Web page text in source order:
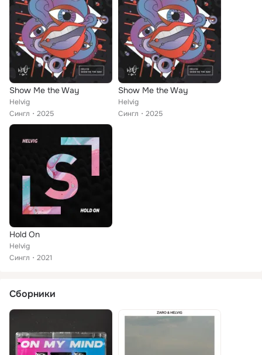
Show Me the Way
Helvig
Сингл
2025
Show Me the Way
Helvig
Сингл
2025
Hold On
Helvig
Сингл
2021
Сборники